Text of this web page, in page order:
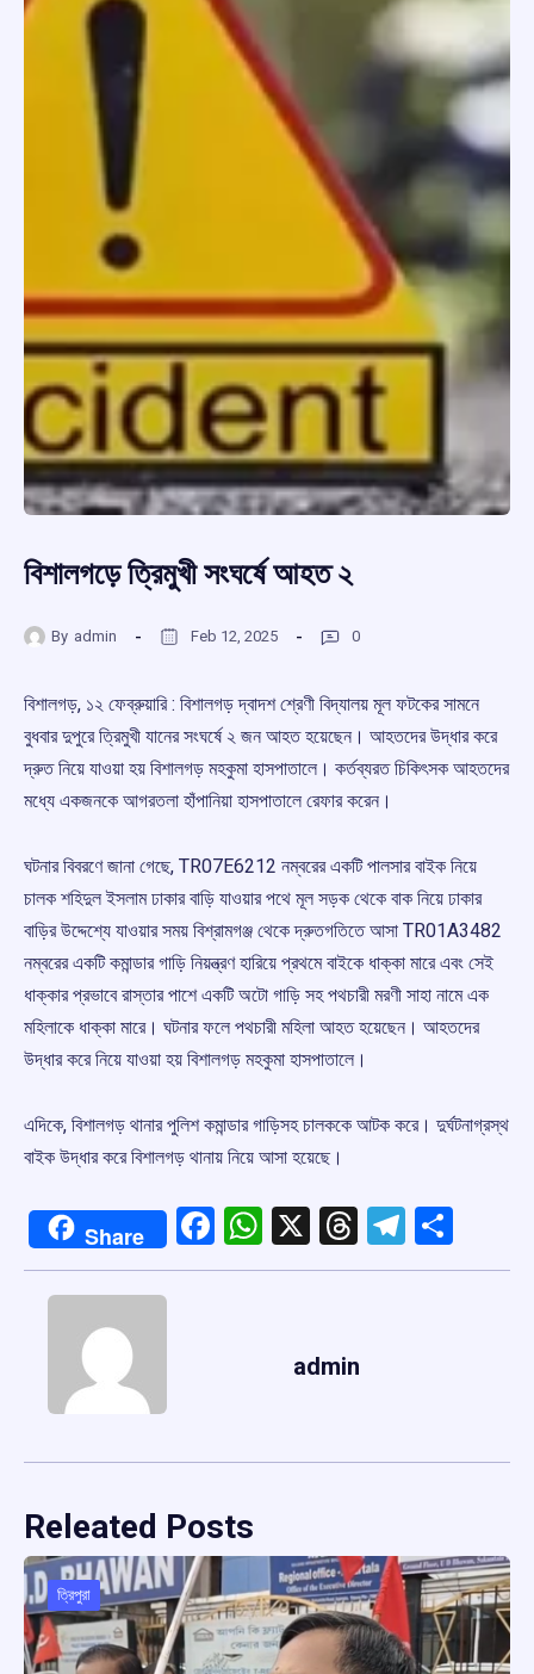
বিশালগড়ে ত্রিমুখী সংঘর্ষে আহত ২
By admin Feb 12, 2025 0
বিশালগড়, ১২ ফেব্রুয়ারি : বিশালগড় দ্বাদশ শ্রেণী বিদ্যালয় মূল ফটকের সামনে
বুধবার দুপুরে ত্রিমুখী যানের সংঘর্ষে ২ জন আহত হয়েছেন। আহতদের উদ্ধার করে
দ্রুত নিয়ে যাওয়া হয় বিশালগড় মহকুমা হাসপাতালে। কর্তব্যরত চিকিৎসক আহতদের
মধ্যে একজনকে আগরতলা হাঁপানিয়া হাসপাতালে রেফার করেন।
ঘটনার বিবরণে জানা গেছে, TR07E6212 নম্বরের একটি পালসার বাইক নিয়ে
চালক শহিদুল ইসলাম ঢাকার বাড়ি যাওয়ার পথে মূল সড়ক থেকে বাক নিয়ে ঢাকার
বাড়ির উদ্দেশ্যে যাওয়ার সময় বিশ্রামগঞ্জ থেকে দ্রুতগতিতে আসা TR01A3482
নম্বরের একটি কমান্ডার গাড়ি নিয়ন্ত্রণ হারিয়ে প্রথমে বাইকে ধাক্কা মারে এবং সেই
ধাক্কার প্রভাবে রাস্তার পাশে একটি অটো গাড়ি সহ পথচারী মরণী সাহা নামে এক
মহিলাকে ধাক্কা মারে। ঘটনার ফলে পথচারী মহিলা আহত হয়েছেন। আহতদের
উদ্ধার করে নিয়ে যাওয়া হয় বিশালগড় মহকুমা হাসপাতালে।
এদিকে, বিশালগড় থানার পুলিশ কমান্ডার গাড়িসহ চালককে আটক করে। দুর্ঘটনাগ্রস্থ
বাইক উদ্ধার করে বিশালগড় থানায় নিয়ে আসা হয়েছে।
Share Facebook
WhatsApp
X Threads
admin
Releated Posts
ত্রিপুরা